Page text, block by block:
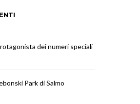
dei numeri speciali
Park di Salmo